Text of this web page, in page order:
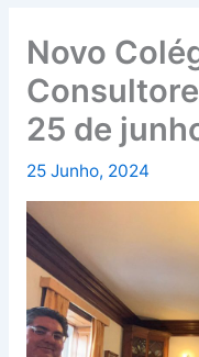
Novo
25 de
25 Junho, 2024